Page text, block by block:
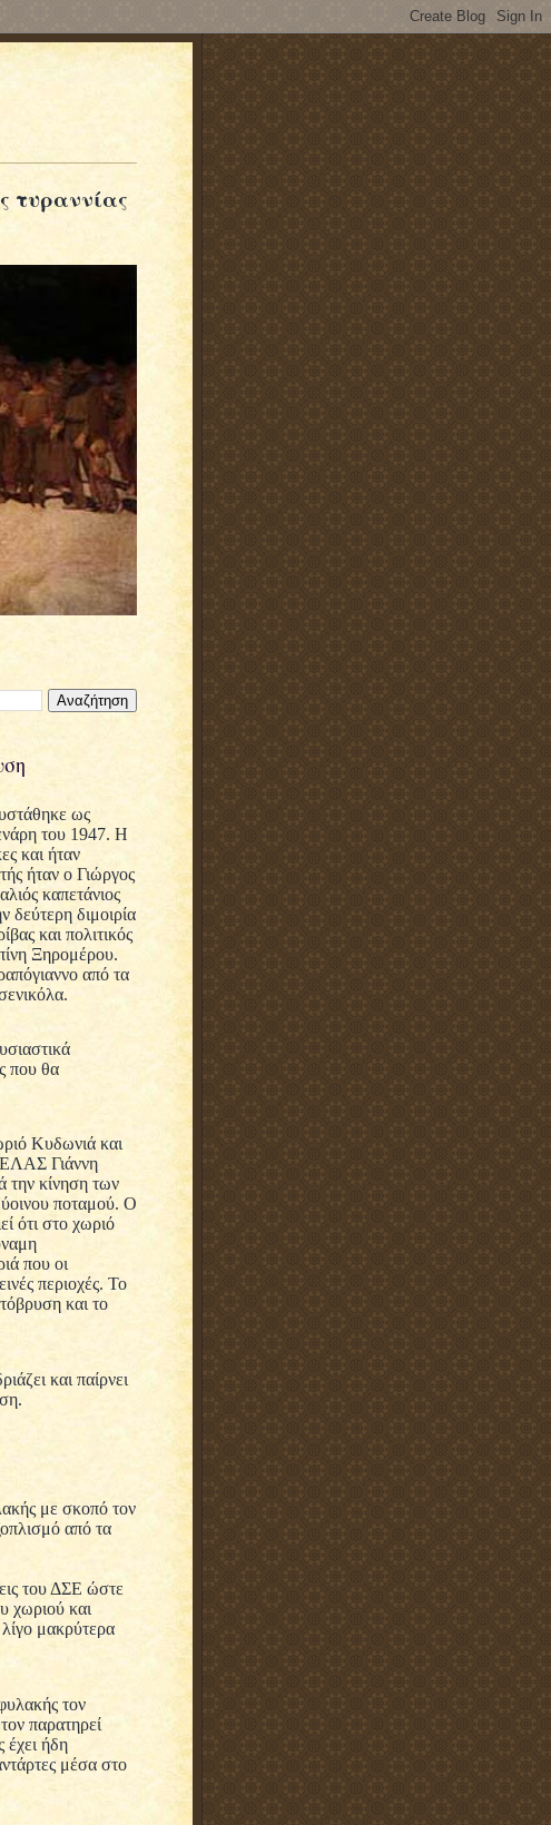
τυραννίας
ως
του 1947. Η
και ήταν
ήταν ο Γιώργος
καπετάνιος
διμοιρία
και πολιτικός
Ξηρομέρου.
από τα
που θα
Κυδωνιά και
ΕΛΑΣ Γιάννη
την κίνηση των
ποταμού. Ο
ότι στο χωριό
που οι
περιοχές. Το
και το
και παίρνει
με σκοπό τον
από τα
του ΔΣΕ ώστε
χωριού και
μακρύτερα
τον
παρατηρεί
έχει ήδη
μέσα στο